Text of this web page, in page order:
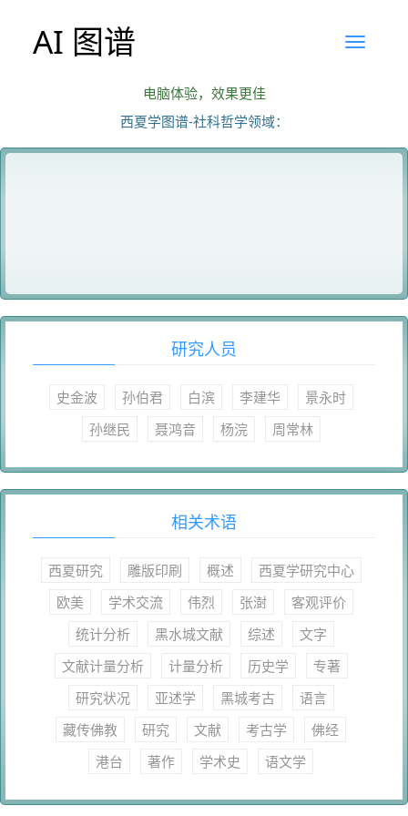
AI 图谱
电脑体验，效果更佳
西夏学图谱-社科哲学领域：
研究人员
史金波 孙伯君 白滨 李建华
景永时
孙继民
聂鸿音 杨浣 周常林
相关术语
西夏研究 雕版印刷 概述
西夏学研究中心
欧美
学术交流 伟烈 张澍
客观评价
统计分析
黑水城文献 综述
文字
文献计量分析
计量分析 历史学
专著
研究状况
亚述学 黑城考古
语言
藏传佛教
研究 文献 考古学
佛经
港台
著作 学术史 语文学